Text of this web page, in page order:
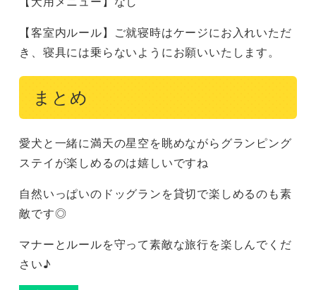
【客室内ルール】ご就寝時はケージにお入れいただ
き、寝具には乗らないようにお願いいたします。
まとめ
愛犬と一緒に満天の星空を眺めながらグランピング
ステイが楽しめるのは嬉しいですね
自然いっぱいのドッグランを貸切で楽しめるのも素
敵です◎
マナーとルールを守って素敵な旅行を楽しんでくだ
さい♪